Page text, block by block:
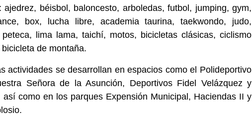
ajedrez, béisbol, baloncesto, arboledas, futbol, jumping, gym,
box, lucha libre, academia taurina, taekwondo, judo,
peteca, lima lama, taichí, motos, bicicletas clásicas, ciclismo
de montaña.
actividades se desarrollan en espacios como el Polideportivo
Señora de la Asunción, Deportivos Fidel Velázquez y
así como en los parques Expensión Municipal, Haciendas II y